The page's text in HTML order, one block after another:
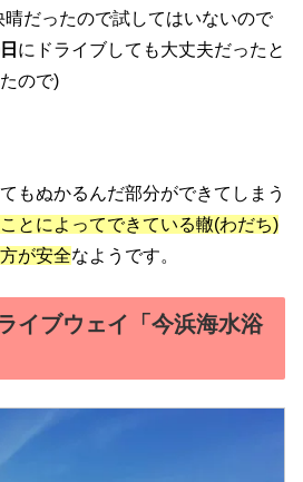
だったので試してはいないので
にドライブしても大丈夫だったと
ので)
もぬかるんだ部分ができてしまう
とによってできている轍(わだち)
が安全なようです。
イブウェイ「今浜海水浴